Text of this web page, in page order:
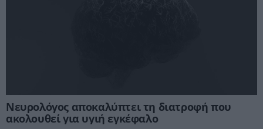
Νευρολόγος αποκαλύπτει τη διατροφή που
ακολουθεί για υγιή εγκέφαλο